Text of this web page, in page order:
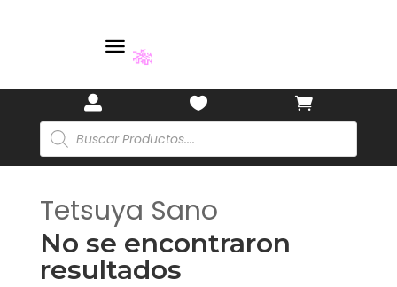
a
 

Búsqueda
de
productos
Tetsuya Sano
No se encontraron
resultados
🎋